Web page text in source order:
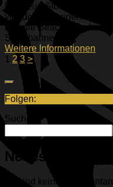
Die neue
von der bisherigen
und die
Stockbahnen. [...]
Weitere Informationen
1
2 3 >
Folgen:
Suchen
Neueste
Es sind keine